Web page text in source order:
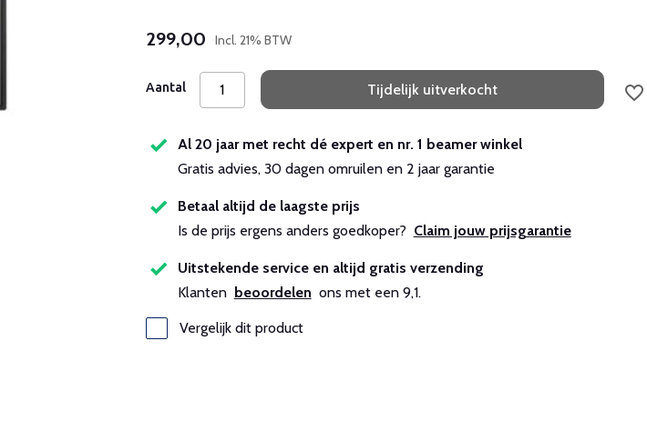
299,00 Incl. 21% BTW
Aantal Tijdelijk uitverkocht
Al 20 jaar met recht dé expert en nr. 1 beamer winkel
Gratis advies, 30 dagen omruilen en 2 jaar garantie
Betaal altijd de laagste prijs
Is de prijs ergens anders goedkoper? Claim jouw prijsgarantie
Uitstekende service en altijd gratis verzending
Klanten beoordelen ons met een 9,1.
Vergelijk dit product